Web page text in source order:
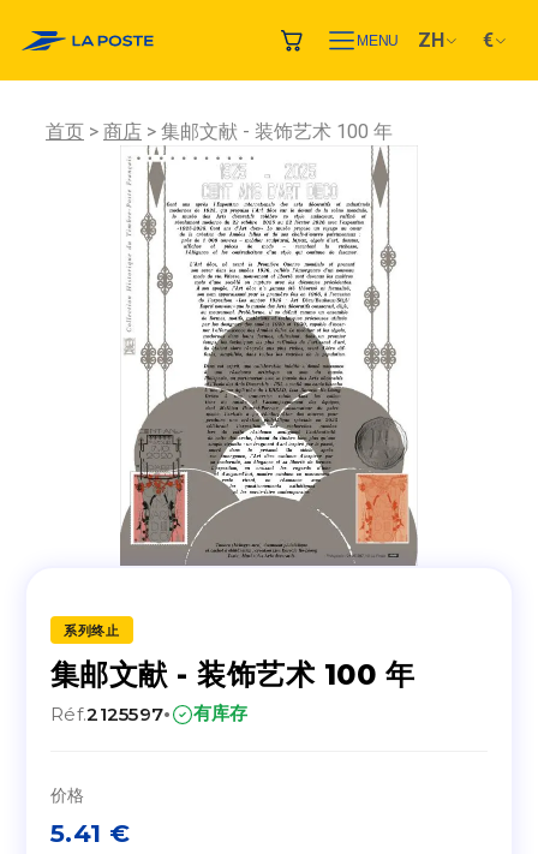
MENU ZH €
首页 商店 集邮文献 - 装饰艺术 100 年
系列终止
集邮文献 - 装饰艺术 100 年
Réf.2125597· 有库存
价格
5.41 €